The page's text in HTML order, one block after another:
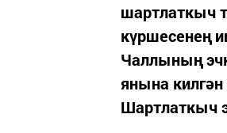
шартлаткыч
күршесенең
Чаллының
янына
Шартлаткыч